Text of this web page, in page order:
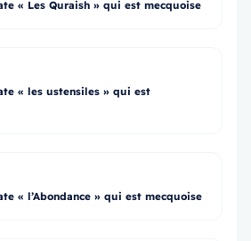
« Les Quraish » qui est mecquoise
« les ustensiles » qui est
« l’Abondance » qui est mecquoise